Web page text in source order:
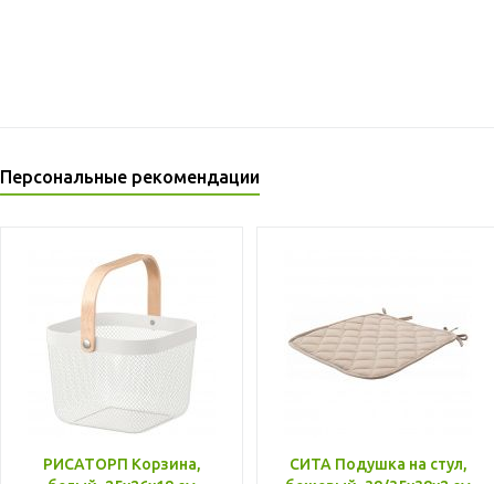
Персональные рекомендации
РИСАТОРП Корзина,
СИТА Подушка на стул,